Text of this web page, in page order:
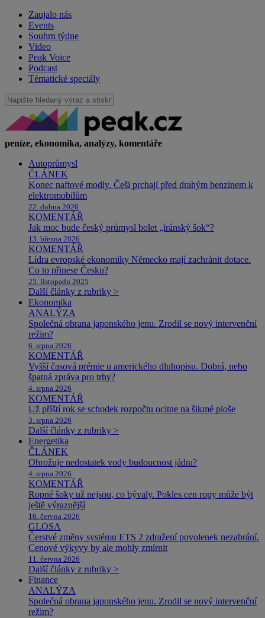
Zaujalo nás
Events
Souhrn týdne
Video
Peak Voice
Podcast
Tématické speciály
peníze, ekonomika, analýzy, komentáře
Autoprůmysl
ČLÁNEK
Konec naftové modly. Češi prchají před drahým benzinem k
elektromobilům
22. dubna 2026
KOMENTÁŘ
Jak moc bude český průmysl bolet „íránský šok“?
13. března 2026
KOMENTÁŘ
Lídra evropské ekonomiky Německo mají zachránit dotace.
Co to přinese Česku?
25. listopadu 2025
Další články z rubriky >
Ekonomika
ANALÝZA
Společná obrana japonského jenu. Zrodil se nový intervenční
režim?
6. srpna 2026
KOMENTÁŘ
Vyšší časová prémie u amerického dluhopisu. Dobrá, nebo
špatná zpráva pro trhy?
4. srpna 2026
KOMENTÁŘ
Už příští rok se schodek rozpočtu ocitne na šikmé ploše
3. srpna 2026
Další články z rubriky >
Energetika
ČLÁNEK
Ohrožuje nedostatek vody budoucnost jádra?
4. srpna 2026
KOMENTÁŘ
Ropné šoky už nejsou, co bývaly. Pokles cen ropy může být
ještě výraznější
16. června 2026
GLOSA
Čerstvé změny systému ETS 2 zdražení povolenek nezabrání.
Cenové výkyvy by ale mohly zmírnit
11. června 2026
Další články z rubriky >
Finance
ANALÝZA
Společná obrana japonského jenu. Zrodil se nový intervenční
režim?